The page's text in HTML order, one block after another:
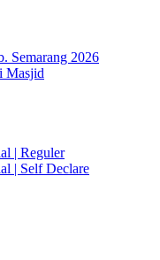
Semarang 2026
Masjid
| Reguler
| Self Declare